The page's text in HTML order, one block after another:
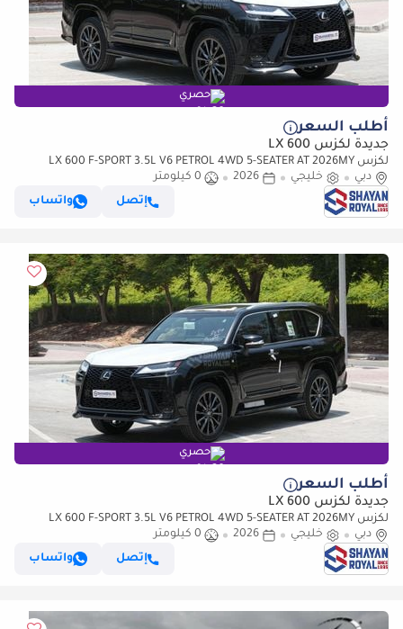
حصري
أطلب السعر
جديدة لكزس LX 600
لكزس LX 600 F-SPORT 3.5L V6 PETROL 4WD 5-SEATER AT 2026MY
دبي
خليجي 2026
0 كيلومتر
إتصل
واتساب
حصري
أطلب السعر
جديدة لكزس LX 600
لكزس LX 600 F-SPORT 3.5L V6 PETROL 4WD 5-SEATER AT 2026MY
دبي
خليجي 2026
0 كيلومتر
إتصل
واتساب